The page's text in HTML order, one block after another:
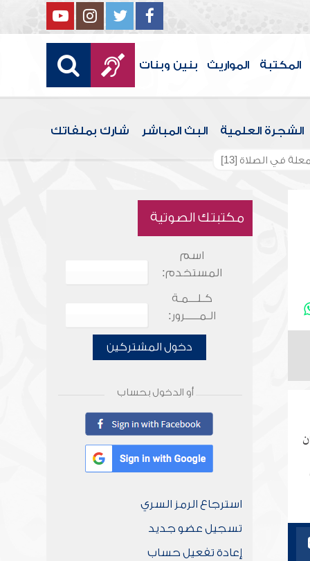
المكتبة المواريث بنين وبنات
الشجرة العلمية البث المباشر شارك بملفاتك
في الصلاة [13]
مكتبتك الصوتية
اسم
المستخدم:
كـلـــمـة
الـمـــــرور:
دخول المشتركين
أو الدخول بحساب
استرجاع الرمز السري
تسجيل عضو جديد
إعادة تفعيل حساب